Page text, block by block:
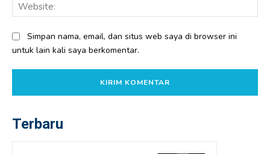
Simpan nama, email, dan situs web saya di browser ini
untuk lain kali saya berkomentar.
Terbaru